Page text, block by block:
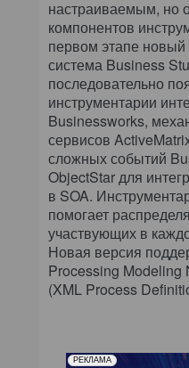
настраиваемым, но
компонентов
первом этапе
система Business
последовательно
инструментарии
Businessworks,
сервисов
сложных событий
ObjectStar для
в SOA.
помогает
участвующих в
Новая версия
Processing Modeling
(XML Process
РЕКЛАМА